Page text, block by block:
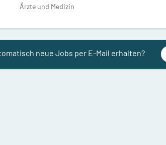
Ärzte und Medizin
neue Jobs per E-Mail erhalten?